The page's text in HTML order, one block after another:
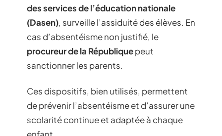
des services de l’éducation nationale
(Dasen), surveille l’assiduité des élèves. En
cas d’absentéisme non justifié, le
procureur de la Républiquepeut
sanctionner les parents.
Ces dispositifs, bien utilisés, permettent
de prévenir l’absentéisme et d’assurer une
scolarité continue et adaptée à chaque
enfant.